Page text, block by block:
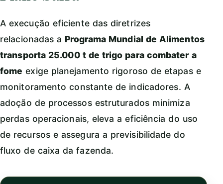
A execução eficiente das diretrizes
relacionadas a Programa Mundial de Alimentos
transporta 25.000 t de trigo para combater a
fome exige planejamento rigoroso de etapas e
monitoramento constante de indicadores. A
adoção de processos estruturados minimiza
perdas operacionais, eleva a eficiência do uso
de recursos e assegura a previsibilidade do
fluxo de caixa da fazenda.